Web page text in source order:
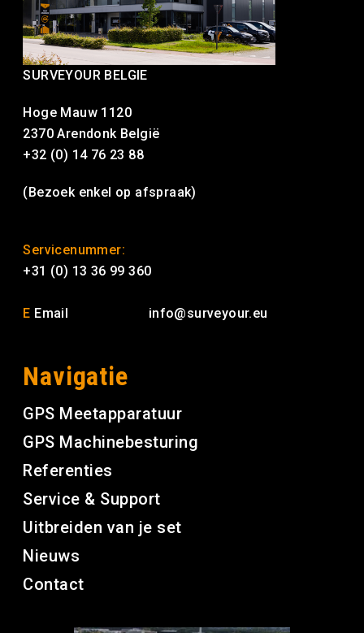
SURVEYOUR BELGIE
Hoge Mauw 1120
2370 Arendonk België
+32 (0) 14 76 23 88
(Bezoek enkel op afspraak)
Servicenummer:
+31 (0) 13 36 99 360
E Email info@surveyour.eu
Navigatie
GPS Meetapparatuur
GPS Machinebesturing
Referenties
Service & Support
Uitbreiden van je set
Nieuws
Contact